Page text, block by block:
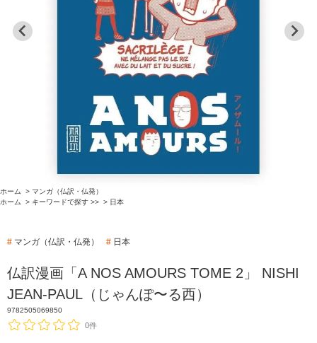
ホーム > マンガ（仏訳・仏発）
ホーム
> キーワードで探す >> > 日本
# マンガ（仏訳・仏発） # 日本
仏訳漫画「A NOS AMOURS TOME 2」 NISHI
JEAN-PAUL（じゃんぽ〜る西）
9782505069850
0件